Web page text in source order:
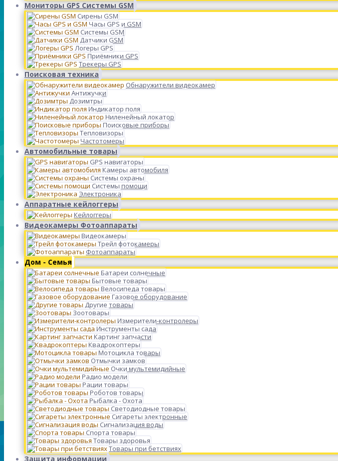
Мониторы GPS Системы GSM
Сирены GSM
Часы GPS и GSM
Системы GSM
Датчики GSM
Логеры GPS
Приёмники GPS
Трекеры GPS
Поисковая техника
Обнаружители видеокамер
Антижучки
Дозимтры
Индикатор поля
Ниленейный локатор
Поисковые приборы
Тепловизоры
Частотомеры
Автомобильные товары
GPS навигаторы
Камеры автомобиля
Системы охраны
Системы помощи
Электроника
Аппаратные кейлоггеры
Кейлоггеры
Видеокамеры Фотоаппараты
Видеокамеры
Трейл фотокамеры
Фотоаппараты
Дом - Семья
Батареи солнечные
Бытовые товары
Велосипеда товары
Газовое оборудование
Другие товары
Зоотовары
Измерители-контролеры
Инструменты сада
Картинг запчасти
Квадрокоптеры
Мотоцикла товары
Отмычки замков
Очки мультемидийные
Радио модели
Рации товары
Роботов товары
Рыбалка - Охота
Светодиодные товары
Сигареты электронные
Сигнализация воды
Спорта товары
Товары здоровья
Товары при бетствиях
Защита информации